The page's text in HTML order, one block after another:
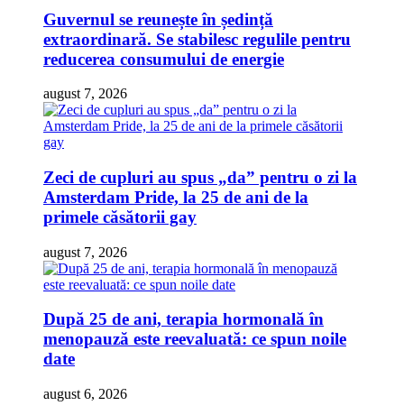
Guvernul se reunește în ședință
extraordinară. Se stabilesc regulile pentru
reducerea consumului de energie
august 7, 2026
Zeci de cupluri au spus „da” pentru o zi la
Amsterdam Pride, la 25 de ani de la
primele căsătorii gay
august 7, 2026
După 25 de ani, terapia hormonală în
menopauză este reevaluată: ce spun noile
date
august 6, 2026